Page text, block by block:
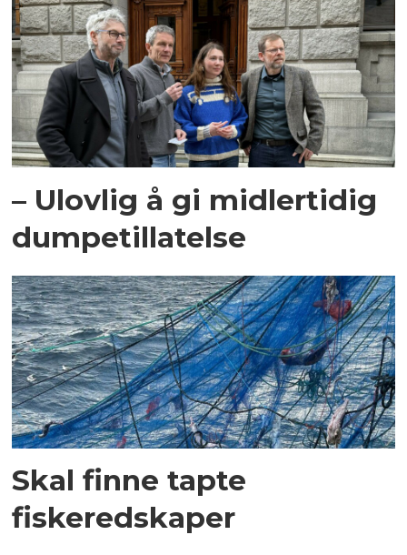
– Ulovlig å gi midlertidig
dumpetillatelse
Skal finne tapte
fiskeredskaper